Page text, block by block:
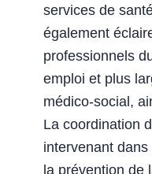
services de
également
professionnels
emploi et plus
médico-social,
La coordination
intervenant
la prévention de